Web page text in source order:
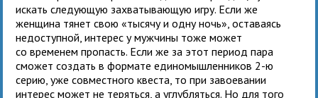
искать следующую захватывающую игру. Если же
женщина тянет свою «тысячу и одну ночь», оставаясь
недоступной, интерес у мужчины тоже может
со временем пропасть. Если же за этот период пара
сможет создать в формате единомышленников 2-ю
серию, уже совместного квеста, то при завоевании
интерес может не теряться, а углубляться. Но для того